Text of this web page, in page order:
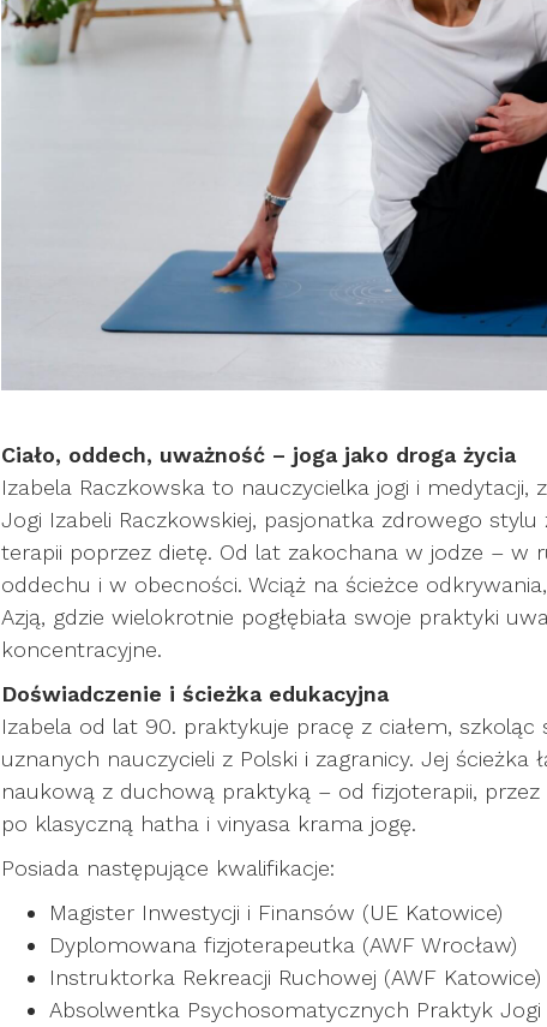
Ciało, oddech, uważność – joga jako droga życia
Izabela Raczkowska to nauczycielka jogi i medytacji,
Jogi Izabeli Raczkowskiej, pasjonatka zdrowego stylu
terapii poprzez dietę. Od lat zakochana w jodze – w
oddechu i w obecności. Wciąż na ścieżce
Azją, gdzie wielokrotnie pogłębiała swoje praktyki
koncentracyjne.
Doświadczenie i ścieżka edukacyjna
Izabela od lat 90. praktykuje pracę z ciałem, szkoląc
uznanych nauczycieli z Polski i zagranicy. Jej ścieżka
naukową z duchową praktyką – od fizjoterapii,
po klasyczną hatha i vinyasa krama jogę.
Posiada następujące kwalifikacje:
Magister Inwestycji i Finansów (UE Katowice)
Dyplomowana fizjoterapeutka (AWF Wrocław)
Instruktorka Rekreacji Ruchowej (AWF Katowice)
Absolwentka Psychosomatycznych Praktyk Jogi